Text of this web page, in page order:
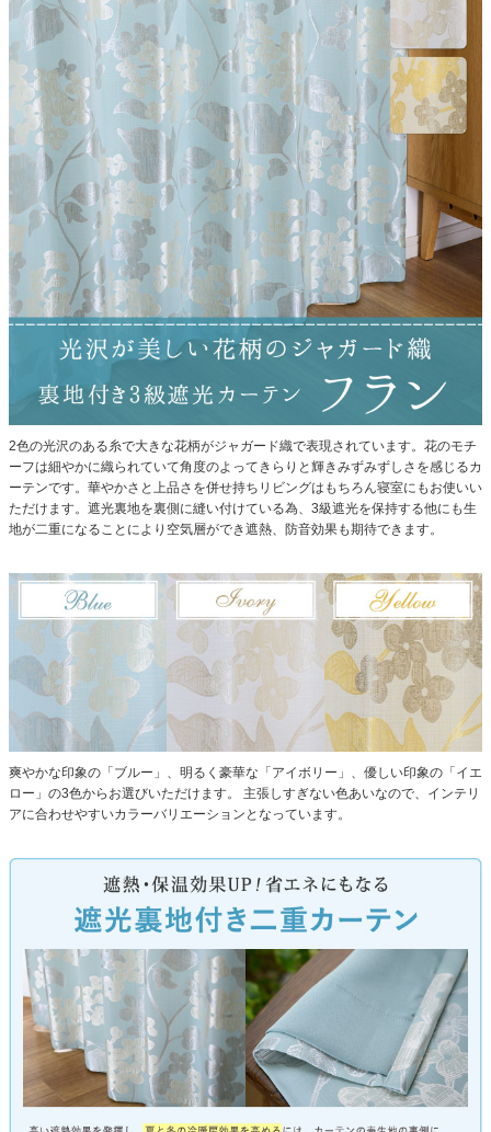
2色の光沢のある糸で大きな花柄がジャガード織で表現されています。花のモチ
ーフは細やかに織られていて角度のよってきらりと輝きみずみずしさを感じるカ
ーテンです。華やかさと上品さを併せ持ちリビングはもちろん寝室にもお使いい
ただけます。遮光裏地を裏側に縫い付けている為、3級遮光を保持する他にも生
地が二重になることにより空気層ができ遮熱、防音効果も期待できます。
爽やかな印象の「ブルー」、明るく豪華な「アイボリー」、優しい印象の「イエ
ロー」の3色からお選びいただけます。
主張しすぎない色あいなので、インテリ
アに合わせやすいカラーバリエーションとなっています。